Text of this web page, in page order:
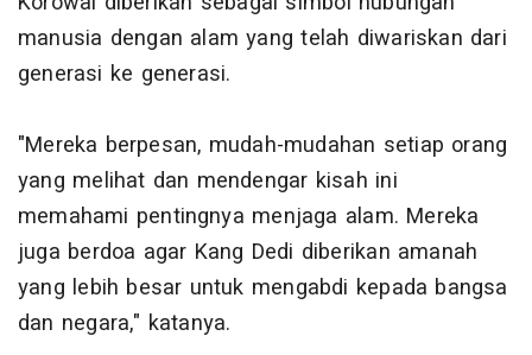
manusia dengan alam yang telah diwariskan dari
generasi ke generasi.
"Mereka berpesan, mudah-mudahan setiap orang
yang melihat dan mendengar kisah ini
memahami pentingnya menjaga alam. Mereka
juga berdoa agar Kang Dedi diberikan amanah
yang lebih besar untuk mengabdi kepada bangsa
dan negara," katanya.